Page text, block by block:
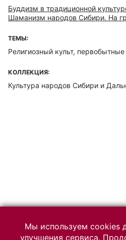
Буддизм в традиционной
Шаманизм народов Сибири. На
ТЕМЫ:
Религиозный культ,
КОЛЛЕКЦИЯ:
Культура народов Сибири и
Мы используем cookies
улучшения сервиса.